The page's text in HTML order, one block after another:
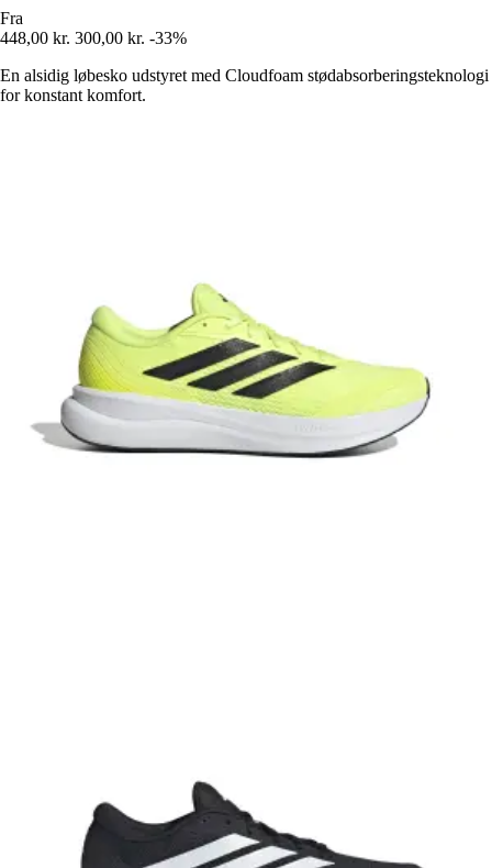
Fra
448,00 kr. 300,00 kr. -33%
En alsidig løbesko udstyret med Cloudfoam stødabsorberingsteknologi
for konstant komfort.